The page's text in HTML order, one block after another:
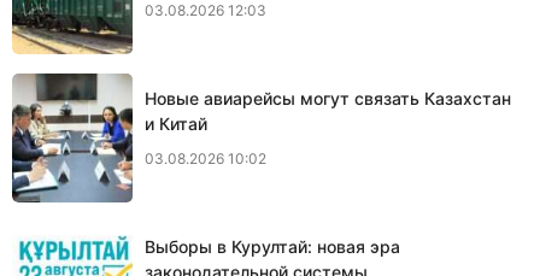
03.08.2026 12:03
Новые авиарейсы могут связать Казахстан
и Китай
03.08.2026 10:02
Выборы в Курултай: новая эра